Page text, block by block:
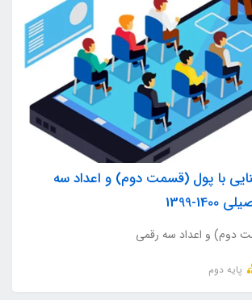
با پول (قسمت دوم) و اعداد سه
1399
دوم) و اعداد سه رقمی
پایه دوم